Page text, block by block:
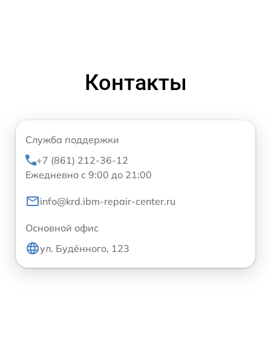
Контакты
Служба поддержки
+7 (861) 212-36-12
Ежедневно с 9:00 до 21:00
info@krd.ibm-repair-center.ru
Основной офис
ул. Будённого, 123